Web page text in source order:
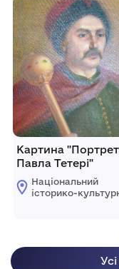
Картина "Портрет
Павла Тетері"
Національний
історико-